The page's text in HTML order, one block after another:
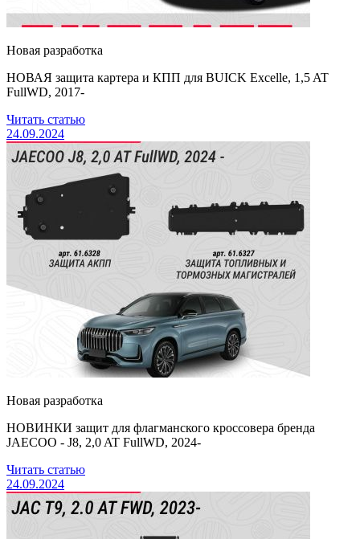
Новая разработка
НОВАЯ защита картера и КПП для BUICK Excelle, 1,5 AT
FullWD, 2017-
Читать статью
24.09.2024
Новая разработка
НОВИНКИ защит для флагманского кроссовера бренда
JAECOO - J8, 2,0 AT FullWD, 2024-
Читать статью
24.09.2024